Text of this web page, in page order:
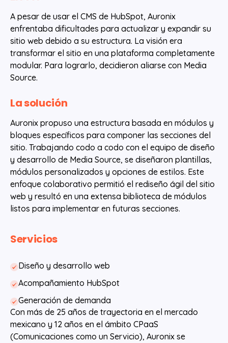
A pesar de usar el CMS de HubSpot, Auronix
enfrentaba dificultades para actualizar y expandir su
sitio web debido a su estructura. La visión era
transformar el sitio en una plataforma completamente
modular. Para lograrlo, decidieron aliarse con Media
Source.
La solución
Auronix propuso una estructura basada en módulos y
bloques específicos para componer las secciones del
sitio. Trabajando codo a codo con el equipo de diseño
y desarrollo de Media Source, se diseñaron plantillas,
módulos personalizados y opciones de estilos. Este
enfoque colaborativo permitió el rediseño ágil del sitio
web y resultó en una extensa biblioteca de módulos
listos para implementar en futuras secciones.
Servicios
Diseño y desarrollo web
Acompañamiento HubSpot
Generación de demanda
Con más de 25 años de trayectoria en el mercado
mexicano y 12 años en el ámbito CPaaS
(Comunicaciones como un Servicio), Auronix se